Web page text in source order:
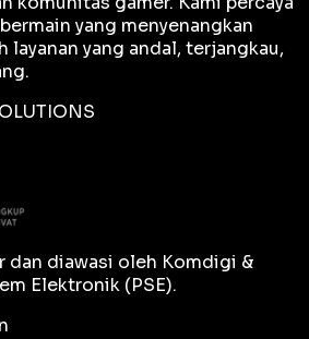
yang menyenangkan
layanan yang andal, terjangkau,
dan diawasi oleh Komdigi &
Elektronik (PSE).